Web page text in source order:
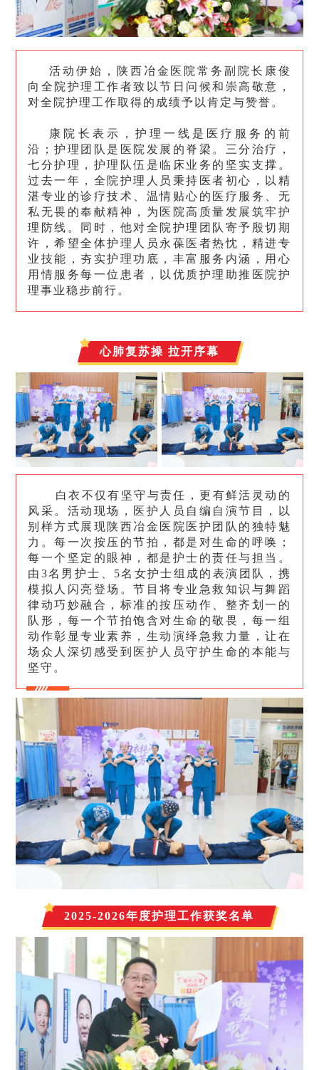
活动伊始，陕西冶金医院常务副院长康俊
向全院护理工作者致以节日问候和崇高敬意，
对全院护理工作取得的成绩予以肯定与赞誉。
康院长表示 ， 护理一线是医疗服务的前
沿；护理团队是医院发展的脊梁。三分治疗，
七分护理，护理队伍是临床业务的坚实支撑。
过去一年，全院护理人员秉持医者初心，以精
湛专业的诊疗技术、温情贴心的医疗服务、无
私无畏的奉献精神，为医院高质量发展筑牢护
理防线。同时，他对全院护理团队寄予殷切期
许，希望全体护理人员永葆医者热忱，精进专
业技能，夯实护理功底，丰富服务内涵，用心
用情服务每一位患者，以优质护理助推医院护
理事业稳步前行。
心肺复苏操 拉开序幕
白衣不仅有坚守与责任，更有鲜活灵动的
风采。活动现场，医护人员自编自演节目，以
别样方式展现陕西冶金医院医护团队的独特魅
力。每一次按压的节拍，都是对生命的呼唤；
每一个坚定的眼神，都是护士的责任与担当。
由3名男护士、5名女护士组成的表演团队，携
模拟人闪亮登场。节目将专业急救知识与舞蹈
律动巧妙融合，标准的按压动作、整齐划一的
队形，每一个节拍饱含对生命的敬畏，每一组
动作彰显专业素养，生动演绎急救力量，让在
场众人深切感受到医护人员守护生命的本能与
坚守。
2025-2026年度护理工作获奖名单